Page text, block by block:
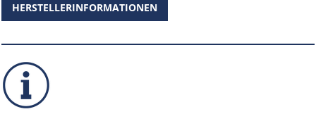
HERSTELLERINFORMATIONEN